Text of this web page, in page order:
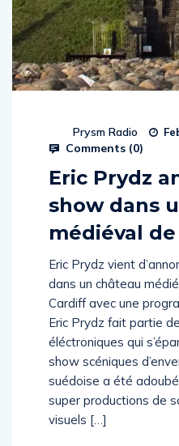
Prysm Radio
Comments (0)
Eric Prydz
show dans
médiéval
Eric Prydz vient
dans un château
Cardiff avec une
Eric Prydz fait partie
éléctroniques qui
show scéniques
suédoise a été
super productions de
visuels […]